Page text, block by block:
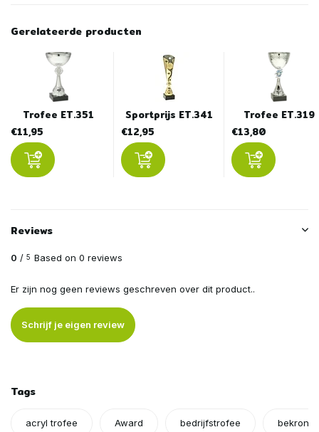
Gerelateerde producten
Trofee ET.351
€11,95
Sportprijs ET.341
€12,95
Trofee ET.319
€13,80
Reviews
0 / 5 Based on 0 reviews
Er zijn nog geen reviews geschreven over dit product..
Schrijf je eigen review
Tags
acryl trofee Award bedrijfstrofee